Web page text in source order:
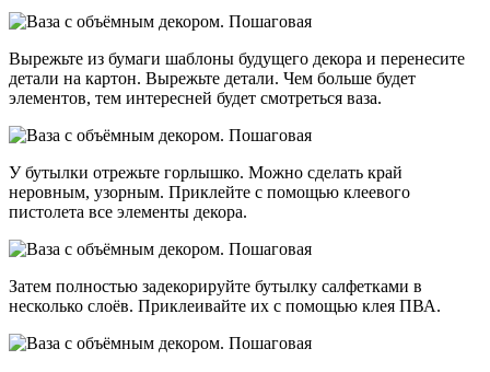
Вырежьте из бумаги шаблоны будущего декора и перенесите
детали на картон. Вырежьте детали. Чем больше будет
элементов, тем интересней будет смотреться ваза.
У бутылки отрежьте горлышко. Можно сделать край
неровным, узорным. Приклейте с помощью клеевого
пистолета все элементы декора.
Затем полностью задекорируйте бутылку салфетками в
несколько слоёв. Приклеивайте их с помощью клея ПВА.